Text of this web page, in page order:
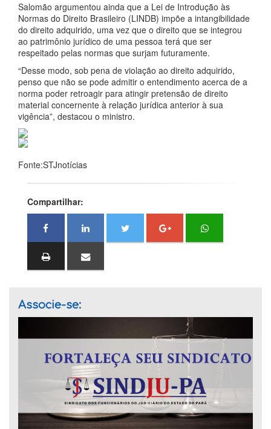
Salomão argumentou ainda que a Lei de Introdução às
Normas do Direito Brasileiro (LINDB) impõe a intangibilidade
do direito adquirido, uma vez que o direito que se integrou
ao patrimônio jurídico de uma pessoa terá que ser
respeitado pelas normas que surjam futuramente.
“Desse modo, sob pena de violação ao direito adquirido,
penso que não se pode admitir o entendimento acerca de a
norma poder retroagir para atingir pretensão de direito
material concernente à relação jurídica anterior à sua
vigência”, destacou o ministro.
Fonte:STJnotícias
Compartilhar:
Associe-se: